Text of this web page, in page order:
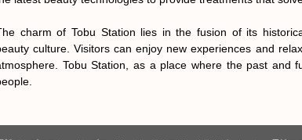
charm of Tobu Station lies in the fusion of its
culture. Visitors can enjoy new experiences and
Tobu Station, as a place where the past and